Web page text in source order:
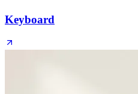
Keyboard